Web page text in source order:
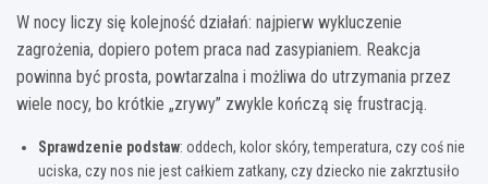
W nocy liczy się kolejność działań: najpierw wykluczenie
zagrożenia, dopiero potem praca nad zasypianiem. Reakcja
powinna być prosta, powtarzalna i możliwa do utrzymania przez
wiele nocy, bo krótkie „zrywy” zwykle kończą się frustracją.
Sprawdzenie podstaw: oddech, kolor skóry, temperatura, czy coś nie
uciska, czy nos nie jest całkiem zatkany, czy dziecko nie zakrztusiło